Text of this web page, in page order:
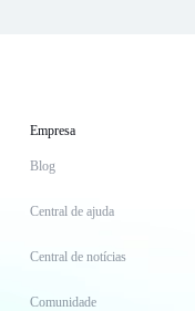
Empresa
Blog
Central de ajuda
Central de notícias
Comunidade